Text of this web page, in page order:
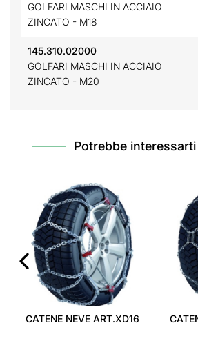
GOLFARI MASCHI IN ACCIAIO
ZINCATO - M18
145.310.02000
GOLFARI MASCHI IN ACCIAIO
ZINCATO - M20
Potrebbe
CATENE NEVE ART.XD16